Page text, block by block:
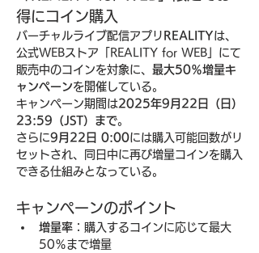
得にコイン購入
バーチャルライブ配信アプリ REALITYは、
公式WEBストア「REALITY for WEB」にて
販売中のコインを対象に、 最大50％増量キ
ャンペーンを開催している。
キャンペーン期間は2025年9月22日（日）
23:59（JST）まで。
さらに9月22日 0:00には購入可能回数がリ
セットされ、同日中に再び増量コインを購入
できる仕組みとなっている。
キャンペーンのポイント
増量率 ：購入するコインに応じて最大
50％まで増量